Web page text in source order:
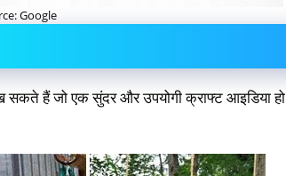
Google
हैं जो एक सुंदर और उपयोगी क्राफ्ट आइडिया हो